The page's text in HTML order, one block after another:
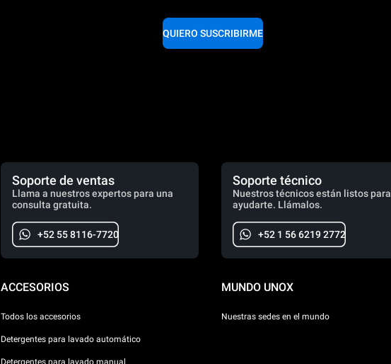
QUIERO SUSCRIBIRME
Soporte de ventas
Llama a nuestros expertos para una
consulta gratuita.
+52 55 8116-7720
Soporte técnico
Nuestros técnicos están listos para
ayudarte. Llámalos.
+52 1 56 6219 2772
ACCESORIOS
Todos los accesorios
Detergentes para lavado automático
Detergentes para lavado manual
MUNDO UNOX
Nuestras sedes en el mundo